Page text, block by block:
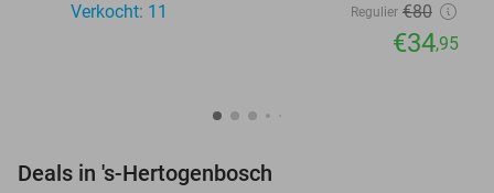
Verkocht: 11
Regulier €80
€34,95
Deals in 's-Hertogenbosch